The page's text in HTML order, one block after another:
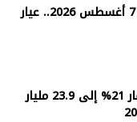
سعر الذهب اليوم الجمعة 7 أغسطس 2026.. عيار
ارتفاع إيرادات مجموعة إعمار 21% إلى 23.9 مليار